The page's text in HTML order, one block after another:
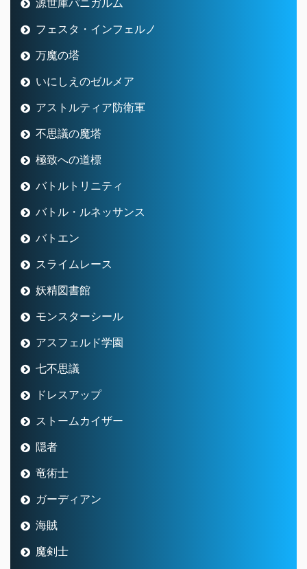
フェスタ・インフェルノ
万魔の塔
いにしえのゼルメア
アストルティア防衛軍
不思議の魔塔
極致への道標
バトルトリニティ
バトル・ルネッサンス
バトエン
スライムレース
妖精図書館
モンスターシール
アスフェルド学園
七不思議
ドレスアップ
ストームカイザー
隠者
竜術士
ガーディアン
海賊
魔剣士